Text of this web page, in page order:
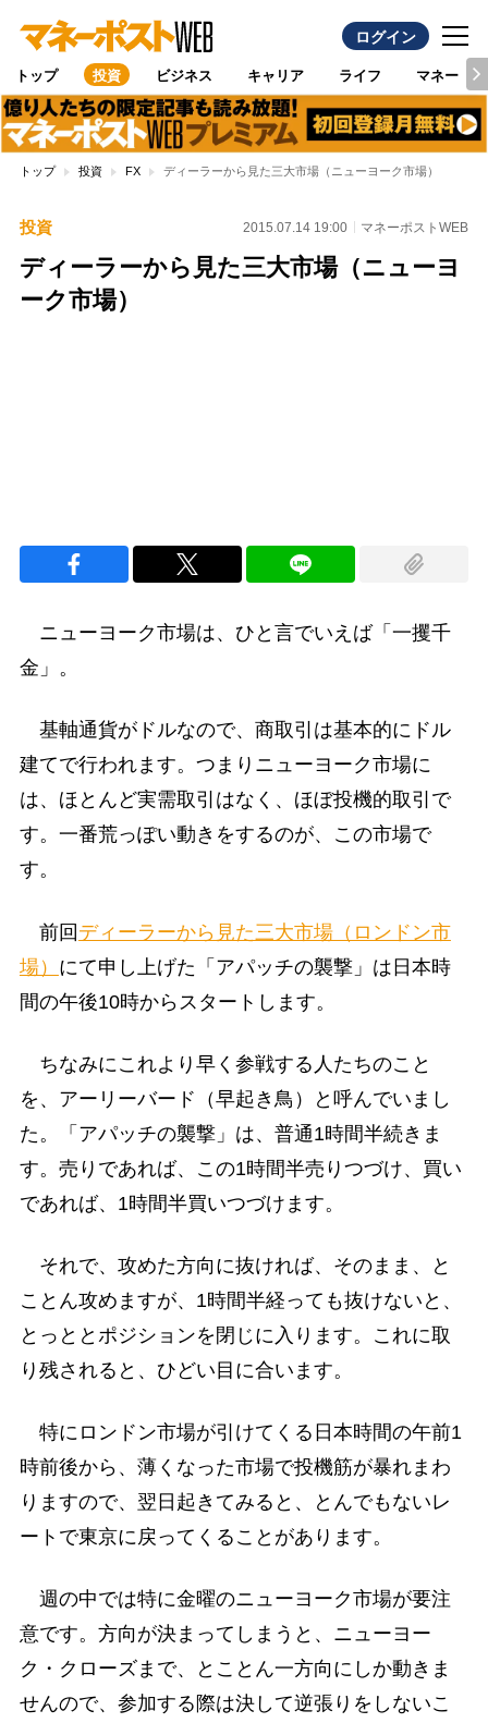
ログイン
トップ 投資 ビジネス キャリア ライフ マネー
トップ 投資 FX ディーラーから見た三大市場（ニューヨーク市場）
投資 2015.07.14 19:00 マネーポストWEB
ディーラーから見た三大市場（ニューヨ
ーク市場）
ニューヨーク市場は、ひと言でいえば「一攫千
金」。
基軸通貨がドルなので、商取引は基本的にドル
建てで行われます。つまりニューヨーク市場に
は、ほとんど実需取引はなく、ほぼ投機的取引で
す。一番荒っぽい動きをするのが、この市場で
す。
前回 ディーラーから見た三大市場（ロンドン市
場） にて申し上げた「アパッチの襲撃」は日本時
間の午後10時からスタートします。
ちなみにこれより早く参戦する人たちのこと
を、アーリーバード（早起き鳥）と呼んでいまし
た。「アパッチの襲撃」は、普通1時間半続きま
す。売りであれば、この1時間半売りつづけ、買い
であれば、1時間半買いつづけます。
それで、攻めた方向に抜ければ、そのまま、と
ことん攻めますが、1時間半経っても抜けないと、
とっととポジションを閉じに入ります。これに取
り残されると、ひどい目に合います。
特にロンドン市場が引けてくる日本時間の午前1
時前後から、薄くなった市場で投機筋が暴れまわ
りますので、翌日起きてみると、とんでもないレ
ートで東京に戻ってくることがあります。
週の中では特に金曜のニューヨーク市場が要注
意です。方向が決まってしまうと、ニューヨー
ク・クローズまで、とことん一方向にしか動きま
せんので、参加する際は決して逆張りをしないこ